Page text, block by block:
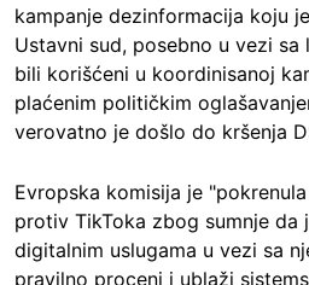
kampanje dezinformacija koju
Ustavni sud, posebno u vezi sa
bili korišćeni u koordinisanoj
plaćenim političkim
verovatno je došlo do kršenja
Evropska komisija je
protiv TikToka zbog sumnje da
digitalnim uslugama u vezi sa
pravilno proceni i ublaži